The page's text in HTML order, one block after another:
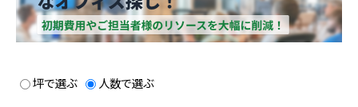
坪で選ぶ 人数で選ぶ